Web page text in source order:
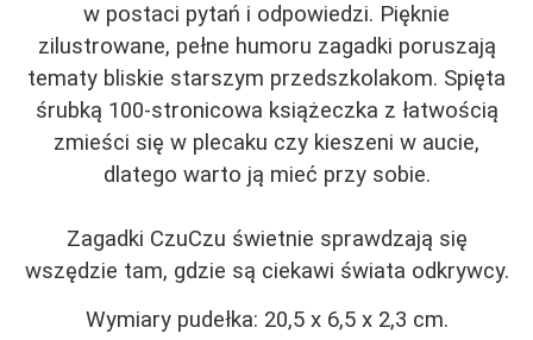
w postaci pytań i odpowiedzi. Pięknie
zilustrowane, pełne humoru zagadki poruszają
tematy bliskie starszym przedszkolakom. Spięta
śrubką 100-stronicowa książeczka z łatwością
zmieści się w plecaku czy kieszeni w aucie,
dlatego warto ją mieć przy sobie.
Zagadki CzuCzu świetnie sprawdzają się
wszędzie tam, gdzie są ciekawi świata odkrywcy.
Wymiary pudełka: 20,5 x 6,5 x 2,3 cm.